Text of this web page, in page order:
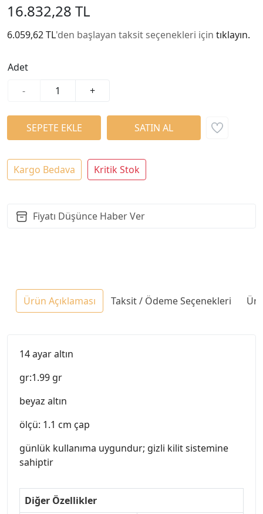
16.832,28 TL
6.059,62 TL'den başlayan taksit seçenekleri için tıklayın.
Adet
-
+
Kargo Bedava Kritik Stok
Fiyatı Düşünce Haber Ver
Ürün Açıklaması Taksit / Ödeme Seçenekleri
14 ayar altın
gr:1.99 gr
beyaz altın
ölçü: 1.1 cm çap
günlük kullanıma uygundur; gizli kilit sistemine
sahiptir
Diğer Özellikler